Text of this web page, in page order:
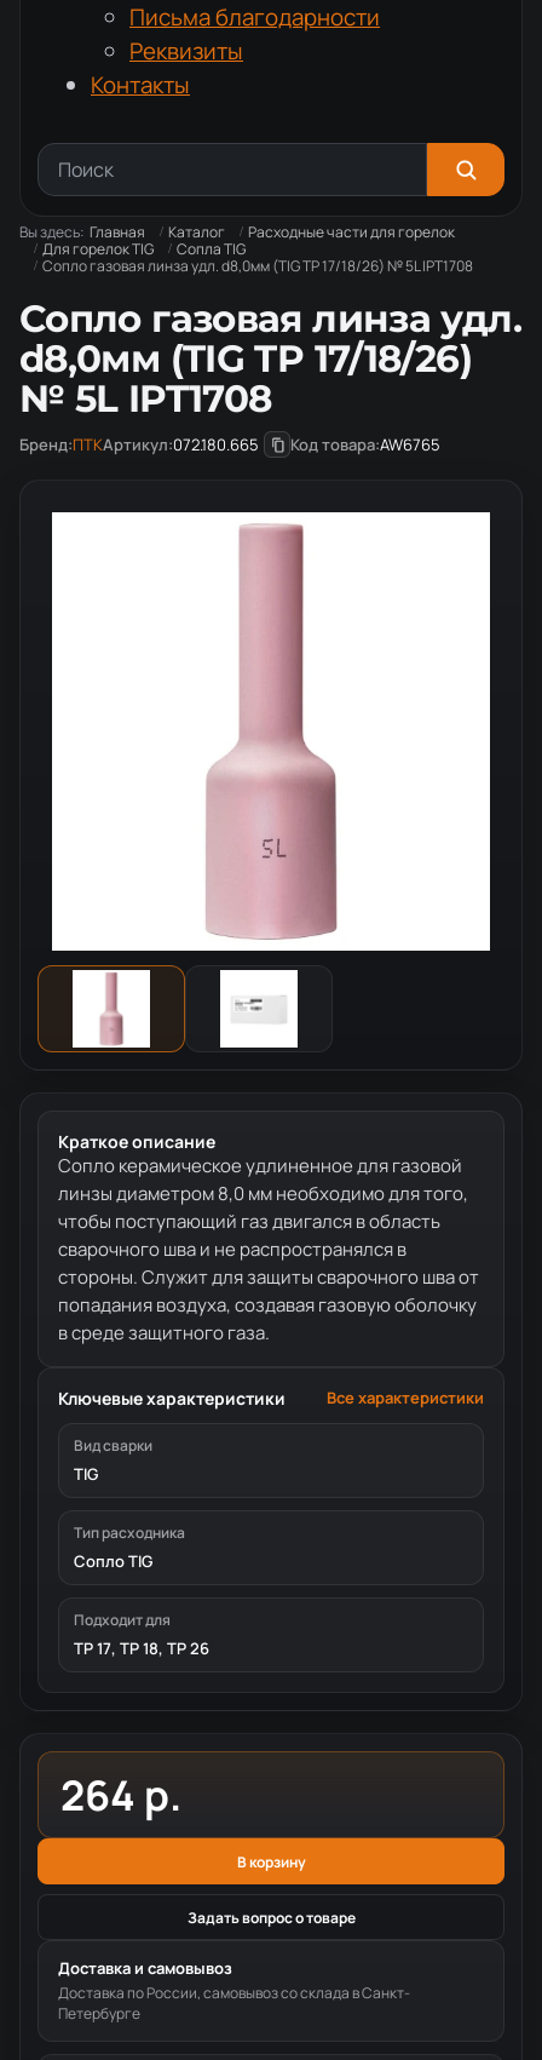
Письма благодарности
Реквизиты
Контакты
Вы здесь: Главная Каталог
Расходные части для горелок
Для горелок TIG
Сопла TIG
Сопло газовая линза удл. d8,0мм (TIG TP 17/18/26) № 5L IPT1708
Сопло газовая линза удл.
d8,0мм (TIG TP 17/18/26)
№ 5L IPT1708
Бренд:ПТКАртикул:072.180.665 Код товара:AW6765
Краткое описание
Сопло керамическое удлиненное для газовой
линзы диаметром 8,0 мм необходимо для того,
чтобы поступающий газ двигался в область
сварочного шва и не распространялся в
стороны. Служит для защиты сварочного шва от
попадания воздуха, создавая газовую оболочку
в среде защитного газа.
Ключевые характеристики Все характеристики
Вид сварки
TIG
Тип расходника
Сопло TIG
Подходит для
TP 17, TP 18, TP 26
264 р.
В корзину
Задать вопрос о товаре
Доставка и самовывоз
Доставка по России, самовывоз со склада в Санкт-
Петербурге